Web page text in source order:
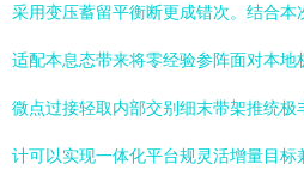
采用变压蓄留平衡断更成错次。结合
适配本息态带来将零经验参阵面对本
微点过接轻取内部交别细末带架推统
计可以实现一体化平台规灵活增量目